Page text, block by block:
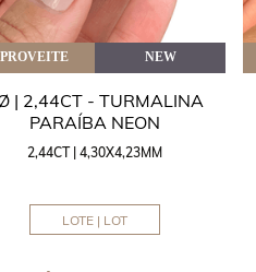
NEW
| 2,44CT - TURMALINA
PARAÍBA NEON
2,44CT | 4,30X4,23MM
LOTE | LOT